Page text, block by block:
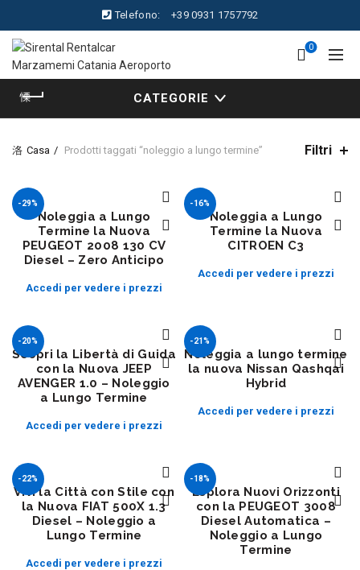
Telefono: +39 0931 1757792
0
CATEGORIE
Casa Prodotti taggati “noleggio a lungo termine” Filtri
-29%
Noleggia a Lungo
Termine la Nuova
PEUGEOT 2008 130 CV
Diesel – Zero Anticipo
Accedi per vedere i prezzi
-16%
Noleggia a Lungo
Termine la Nuova
CITROEN C3
Accedi per vedere i prezzi
-20%
Scopri la Libertà di Guida
con la Nuova JEEP
AVENGER 1.0 – Noleggio
a Lungo Termine
Accedi per vedere i prezzi
-21%
Noleggia a lungo termine
la nuova Nissan Qashqai
Hybrid
Accedi per vedere i prezzi
-22%
Vivi la Città con Stile con
la Nuova FIAT 500X 1.3
Diesel – Noleggio a
Lungo Termine
Accedi per vedere i prezzi
-18%
Esplora Nuovi Orizzonti
con la PEUGEOT 3008
Diesel Automatica –
Noleggio a Lungo
Termine